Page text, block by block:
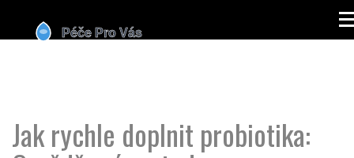
Jak rychle doplnit probiotika: